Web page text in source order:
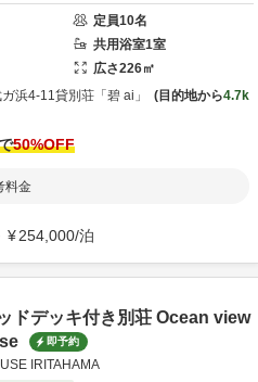
定員10名
共用浴室1室
広さ226㎡
浜4-11貸別荘「碧 ai」 目的地から4.7k
50%OFF
料金
¥254,000/泊
ドデッキ付き別荘 Ocean view
即予約
IRITAHAMA